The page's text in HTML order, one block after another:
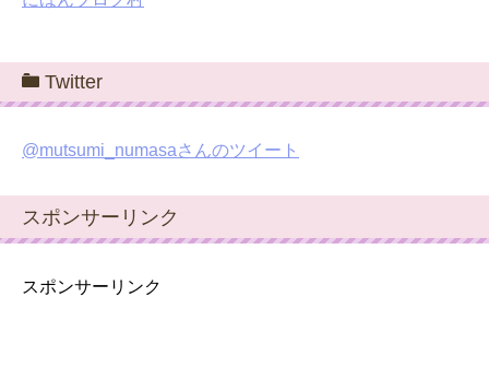
Twitter
@mutsumi_numasaさんのツイート
スポンサーリンク
スポンサーリンク